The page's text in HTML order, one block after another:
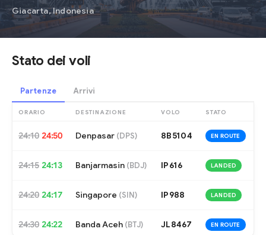
Giacarta,Indonesia
Stato dei voli
Partenze Arrivi
ORARIO DESTINAZIONE VOLO STATO
24:10 24:50 Denpasar (DPS) 8B5104 EN ROUTE
24:15 24:13 Banjarmasin (BDJ) IP616 LANDED
24:20 24:17 Singapore (SIN) IP988 LANDED
24:30 24:22 Banda Aceh (BTJ) JL8467 EN ROUTE